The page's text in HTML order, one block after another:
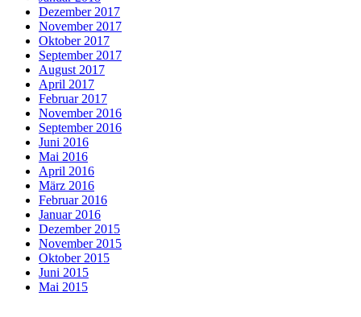
Dezember 2017
November 2017
Oktober 2017
September 2017
August 2017
April 2017
Februar 2017
November 2016
September 2016
Juni 2016
Mai 2016
April 2016
März 2016
Februar 2016
Januar 2016
Dezember 2015
November 2015
Oktober 2015
Juni 2015
Mai 2015